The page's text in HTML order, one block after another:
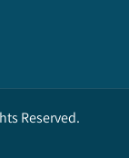
Reserved.